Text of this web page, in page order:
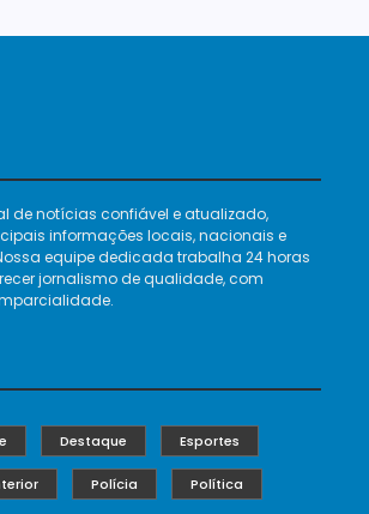
de notícias confiável e atualizado,
informações locais, nacionais e
equipe dedicada trabalha 24 horas
jornalismo de qualidade, com
Destaque Esportes
Polícia Política